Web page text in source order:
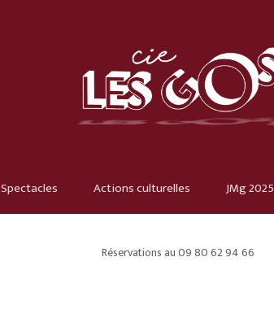
Spectacles Actions culturelles JMg 2025
Réservations au 09 80 62 94 66